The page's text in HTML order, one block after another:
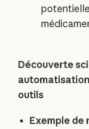
Découverte
outils
Exemple de